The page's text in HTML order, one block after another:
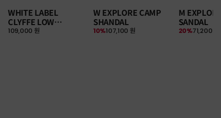
WHITE LABEL
CLYFFE LOW
SNEAKERS
109,000 원
W EXPLORE CAMP
SHANDAL
107,100 원
10%
M
SANDAL
71,200 원
20%